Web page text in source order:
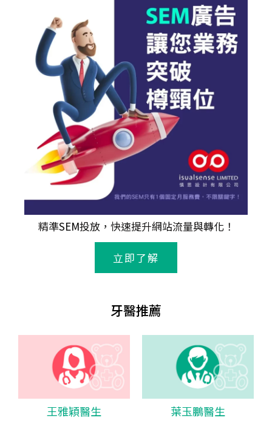
精準SEM投放，快速提升網站流量與轉化！
立即了解
牙醫推薦
王雅穎醫生 葉玉鵬醫生